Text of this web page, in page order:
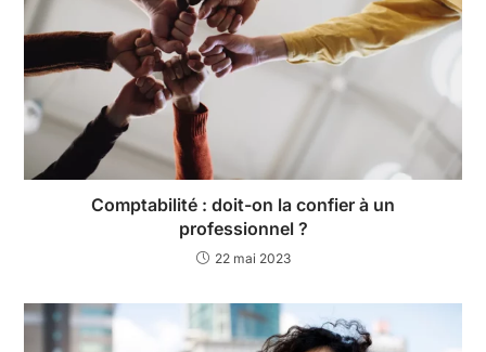
Comptabilité : doit-on la confier à un
professionnel ?
22 mai 2023